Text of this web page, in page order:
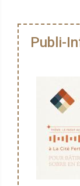
Publi-